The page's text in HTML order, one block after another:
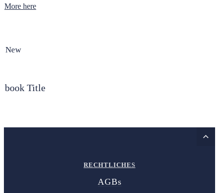
More here
New
book Title
RECHTLICHES
AGBs